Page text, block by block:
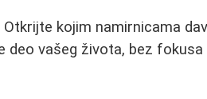
kojim namirnicama
deo vašeg života, bez fokusa